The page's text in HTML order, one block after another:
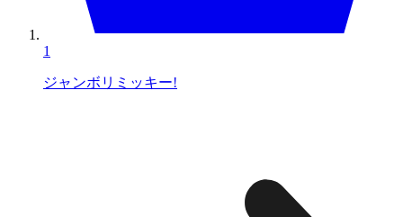
1
ジャンボリミッキー!